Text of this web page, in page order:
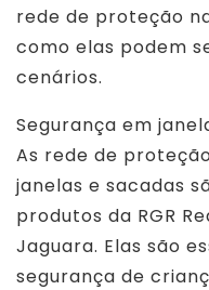
rede de proteção
como elas podem
cenários.
Segurança em
As rede de
janelas e sacadas
produtos da RGR
Jaguara. Elas são
segurança de